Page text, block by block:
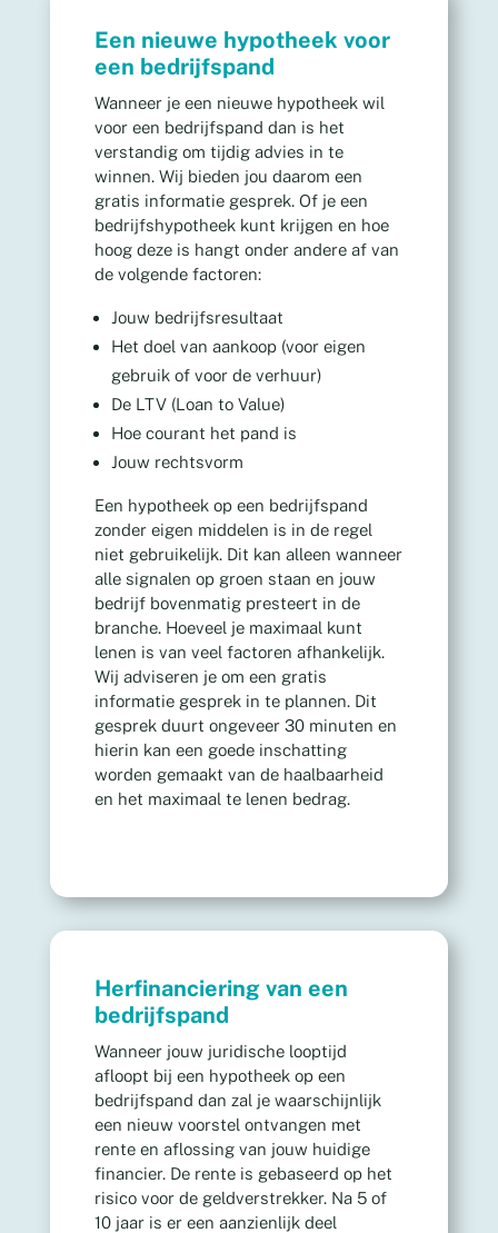
Een nieuwe hypotheek voor
een bedrijfspand
Wanneer je een nieuwe hypotheek wil
voor een bedrijfspand dan is het
verstandig om tijdig advies in te
winnen. Wij bieden jou daarom een
gratis informatie gesprek. Of je een
bedrijfshypotheek kunt krijgen en hoe
hoog deze is hangt onder andere af van
de volgende factoren:
Jouw bedrijfsresultaat
Het doel van aankoop (voor eigen
gebruik of voor de verhuur)
De LTV (Loan to Value)
Hoe courant het pand is
Jouw rechtsvorm
Een hypotheek op een bedrijfspand
zonder eigen middelen is in de regel
niet gebruikelijk. Dit kan alleen wanneer
alle signalen op groen staan en jouw
bedrijf bovenmatig presteert in de
branche. Hoeveel je maximaal kunt
lenen is van veel factoren afhankelijk.
Wij adviseren je om een gratis
informatie gesprek in te plannen. Dit
gesprek duurt ongeveer 30 minuten en
hierin kan een goede inschatting
worden gemaakt van de haalbaarheid
en het maximaal te lenen bedrag.
Herfinanciering van een
bedrijfspand
Wanneer jouw juridische looptijd
afloopt bij een hypotheek op een
bedrijfspand dan zal je waarschijnlijk
een nieuw voorstel ontvangen met
rente en aflossing van jouw huidige
financier. De rente is gebaseerd op het
risico voor de geldverstrekker. Na 5 of
10 jaar is er een aanzienlijk deel